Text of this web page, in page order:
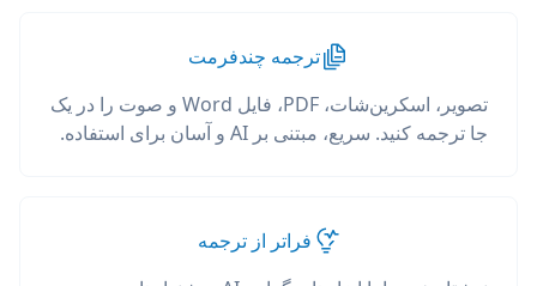
ترجمه چندفرمت
تصویر، اسکرین‌شات، PDF، فایل Word و صوت را در یک
جا ترجمه کنید. سریع، مبتنی بر AI و آسان برای استفاده.
فراتر از ترجمه